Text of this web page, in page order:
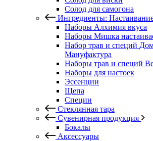
Солод для самогона
Ингредиенты:
Наборы Алхимия вкуса
Наборы Мишка
Набор трав и специй
Мануфактура
Наборы трав и специй
Наборы для настоек
Эссенции
Щепа
Специи
Стеклянная тара
Сувенирная продукция
Бокалы
Аксессуары